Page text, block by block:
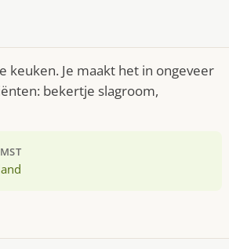
keuken. Je maakt het in ongeveer
bekertje slagroom,